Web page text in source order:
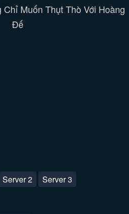
Muốn Thụt Thò Với Hoàng
Đế
Server 2 Server 3